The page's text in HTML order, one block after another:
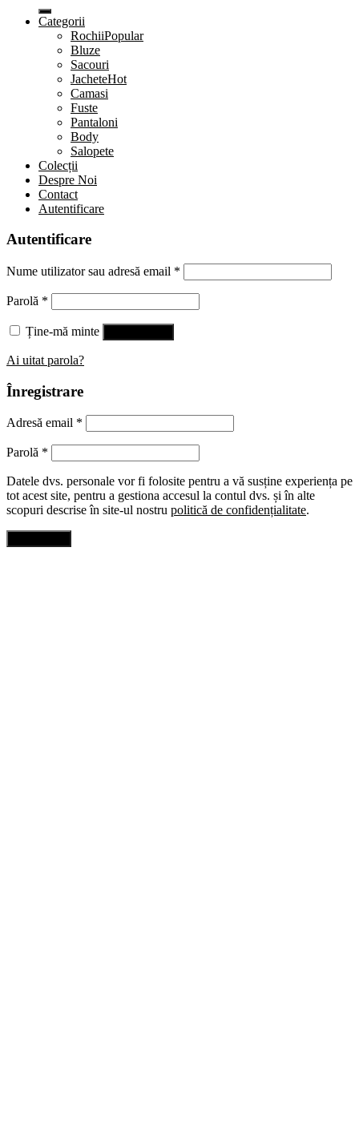
Categorii
Rochii
Bluze
Sacouri
Jachete
Camasi
Fuste
Pantaloni
Body
Salopete
Colecții
Despre Noi
Contact
Autentificare
Autentificare
Nume utilizator sau adresă email *
Parolă *
Ține-mă minte
Ai uitat parola?
Înregistrare
Adresă email *
Parolă *
Datele dvs. personale vor fi folosite pentru a vă susține experiența pe
tot acest site, pentru a gestiona accesul la contul dvs. și în alte
scopuri descrise în site-ul nostru politică de confidențialitate.